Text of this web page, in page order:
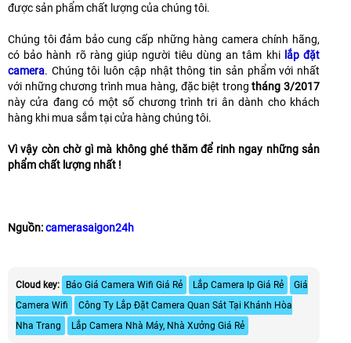
được sản phẩm chất lượng của chúng tôi.
Chúng tôi đảm bảo cung cấp những hàng camera chính hãng,
có bảo hành rõ ràng giúp người tiêu dùng an tâm khi lắp đặt
camera. Chúng tôi luôn cập nhật thông tin sản phẩm với nhất
với những chương trình mua hàng, đặc biệt trongtháng 3/2017
này cửa đang có một số chương trình tri ân dành cho khách
hàng khi mua sắm tại cửa hàng chúng tôi.
Vì vậy còn chờ gì mà không ghé thăm để rinh ngay những sản
phẩm chất lượng nhất !
Nguồn:camerasaigon24h
Cloud key: Báo Giá Camera Wifi Giá Rẻ Lắp Camera Ip Giá Rẻ
Giá
Camera Wifi
Công Ty Lắp Đặt Camera Quan Sát Tại Khánh Hòa
Nha Trang
Lắp Camera Nhà Máy, Nhà Xưởng Giá Rẻ